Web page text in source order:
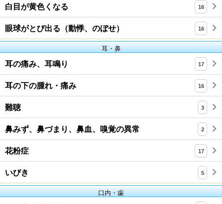
白目が黄色くなる 16
眼球がとび出る（動悸、のぼせ） 16
耳・鼻
耳の痛み、耳鳴り 17
耳の下の腫れ・痛み 16
難聴 3
鼻みず、鼻づまり、鼻血、嗅覚の異常 2
花粉症 17
いびき 5
口内・歯